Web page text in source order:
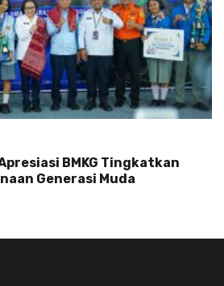
BMKG Tingkatkan
Generasi Muda